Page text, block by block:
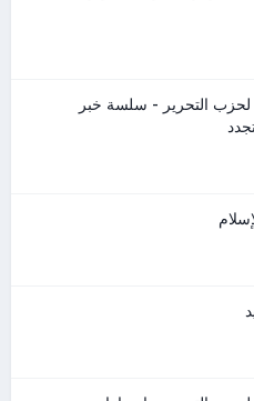
لحزب التحرير - سلسة خبر